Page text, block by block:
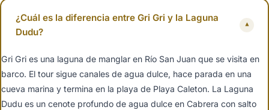
¿Cuál es la diferencia entre Gri Gri y la Laguna
Dudu?
▾
Gri Gri es una laguna de manglar en Río San Juan que se visita en
barco. El tour sigue canales de agua dulce, hace parada en una
cueva marina y termina en la playa de Playa Caleton. La Laguna
Dudu es un cenote profundo de agua dulce en Cabrera con salto